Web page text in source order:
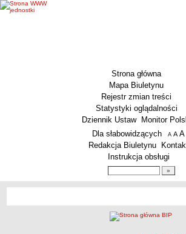
Strona główna
Mapa Biuletynu
Rejestr zmian treści
Statystyki oglądalności
Dziennik Ustaw
Monitor
Menu dodatkowe
Dla słabowidzących A A A
Redakcja Biuletynu
Instrukcja obsługi